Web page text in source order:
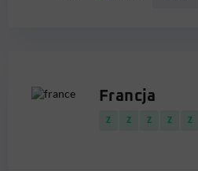
Francja
Z Z Z Z Z